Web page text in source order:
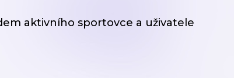
aktivního sportovce a uživatele